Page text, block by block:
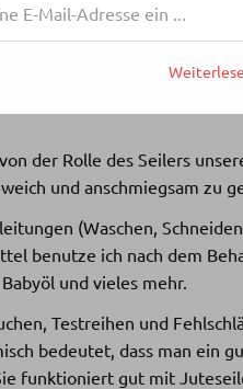
der Rolle des Seilers
und anschmiegsam zu
(Waschen,
benutze ich nach dem
und vieles mehr.
Testreihen und
bedeutet, dass man ein
funktioniert gut mit